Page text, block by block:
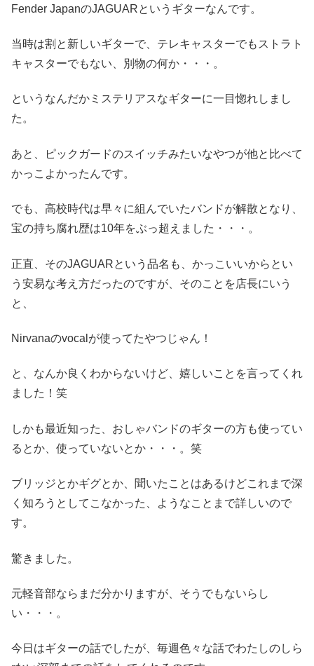
Fender JapanのJAGUARというギターなんです。
当時は割と新しいギターで、テレキャスターでもストラト
キャスターでもない、別物の何か・・・。
というなんだかミステリアスなギターに一目惚れしまし
た。
あと、ピックガードのスイッチみたいなやつが他と比べて
かっこよかったんです。
でも、高校時代は早々に組んでいたバンドが解散となり、
宝の持ち腐れ歴は10年をぶっ超えました・・・。
正直、そのJAGUARという品名も、かっこいいからとい
う安易な考え方だったのですが、そのことを店長にいう
と、
Nirvanaのvocalが使ってたやつじゃん！
と、なんか良くわからないけど、嬉しいことを言ってくれ
ました！笑
しかも最近知った、おしゃバンドのギターの方も使ってい
るとか、使っていないとか・・・。笑
ブリッジとかギグとか、聞いたことはあるけどこれまで深
く知ろうとしてこなかった、ようなことまで詳しいので
す。
驚きました。
元軽音部ならまだ分かりますが、そうでもないらし
い・・・。
今日はギターの話でしたが、毎週色々な話でわたしのしら